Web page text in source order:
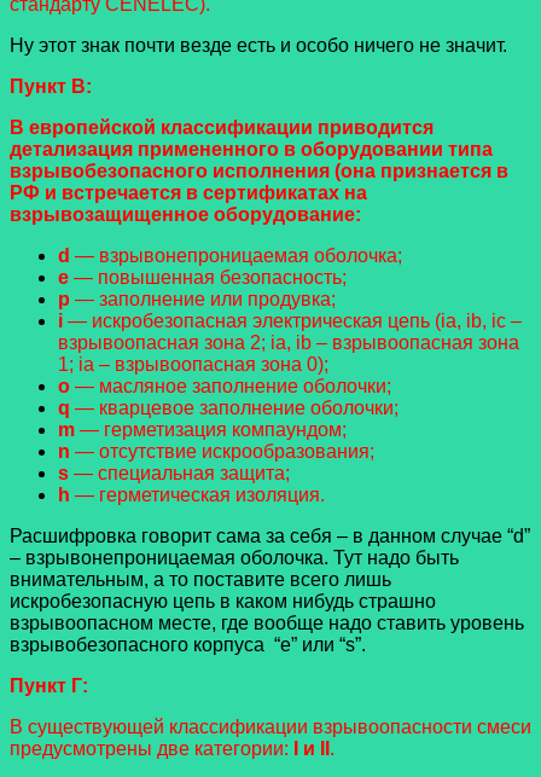
Ну этот знак почти везде есть и особо ничего не значит.
Пункт В:
В европейской классификации приводится
детализация примененного в оборудовании типа
взрывобезопасного исполнения (она признается в
РФ и встречается в сертификатах на
взрывозащищенное оборудование:
d — взрывонепроницаемая оболочка;
е — повышенная безопасность;
р — заполнение или продувка;
i — искробезопасная электрическая цепь (ia, ib, ic –
взрывоопасная зона 2; ia, ib – взрывоопасная зона
1; ia – взрывоопасная зона 0);
о — масляное заполнение оболочки;
q — кварцевое заполнение оболочки;
m — герметизация компаундом;
n — отсутствие искрообразования;
s — специальная защита;
h — герметическая изоляция.
Расшифровка говорит сама за себя – в данном случае “d”
– взрывонепроницаемая оболочка. Тут надо быть
внимательным, а то поставите всего лишь
искробезопасную цепь в каком нибудь страшно
взрывоопасном месте, где вообще надо ставить уровень
взрывобезопасного корпуса “е” или “s”.
Пункт Г:
В существующей классификации взрывоопасности смеси
предусмотрены две категории:
I и II .